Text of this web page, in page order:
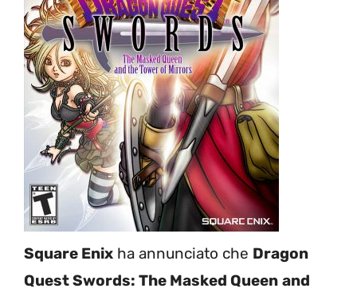
Square Enix ha annunciato che Dragon
Quest Swords: The Masked Queen and